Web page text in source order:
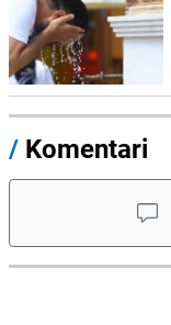
/ Komentari